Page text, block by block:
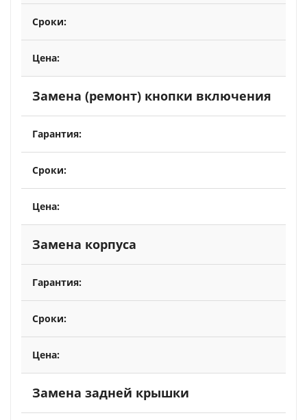
Замена (ремонт) кнопки включения
Замена корпуса
Замена задней крышки